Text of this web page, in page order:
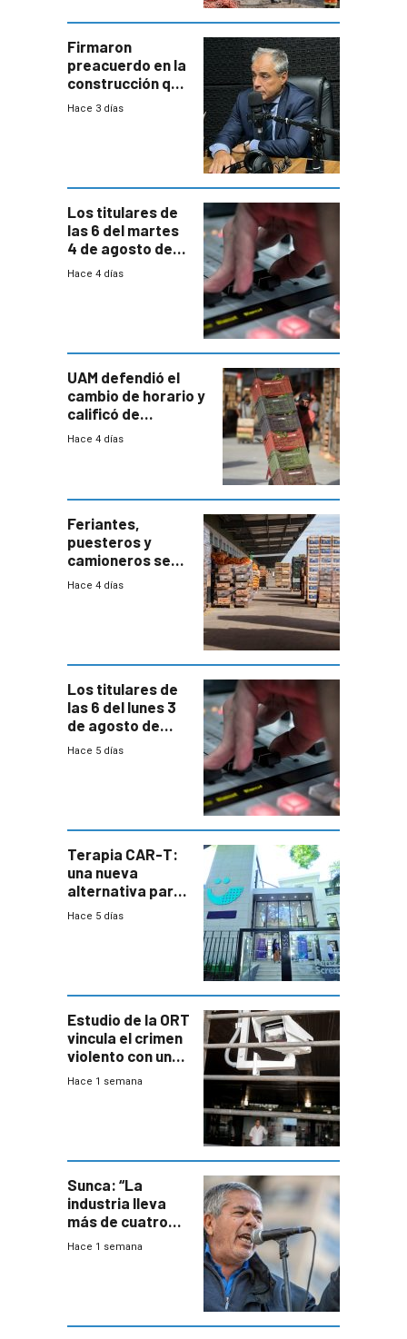
a revisar
proyectos
Firmaron
preacuerdo en la
construcción que
comprende
Hace 3 días
Los titulares de
las 6 del martes
4 de agosto de
2026
Hace 4 días
UAM defendió el
cambio de horario y
calificó de
“desproporcionado”
Hace 4 días
Feriantes,
puesteros y
camioneros se
movilizaron en
Hace 4 días
Los titulares de
las 6 del lunes 3
de agosto de
2026
Hace 5 días
Terapia CAR-T:
una nueva
alternativa para
niños y
Hace 5 días
Estudio de la ORT
vincula el crimen
violento con una
menor creación
Hace 1 semana
Sunca: “La
industria lleva
más de cuatro
meses sin
Hace 1 semana